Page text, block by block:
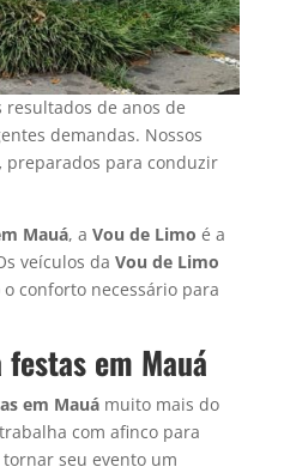
resultados de anos de
demandas. Nossos
preparados para conduzir
Mauá, aVou de Limo é a
veículos daVou de Limo
conforto necessário para
em Mauá
em Mauá muito mais do
trabalha com afinco para
seu evento um